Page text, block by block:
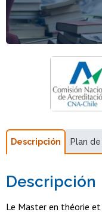
Descripción Plan
Descripción
Le Master en théorie